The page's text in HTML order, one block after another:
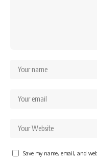
Save my name, email, and